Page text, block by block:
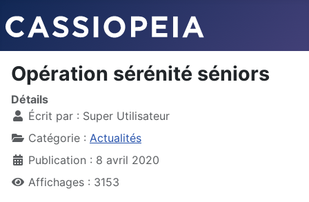
Opération sérénité séniors
Détails
Écrit par : Super Utilisateur
Catégorie : Actualités
Publication : 8 avril 2020
Affichages : 3153